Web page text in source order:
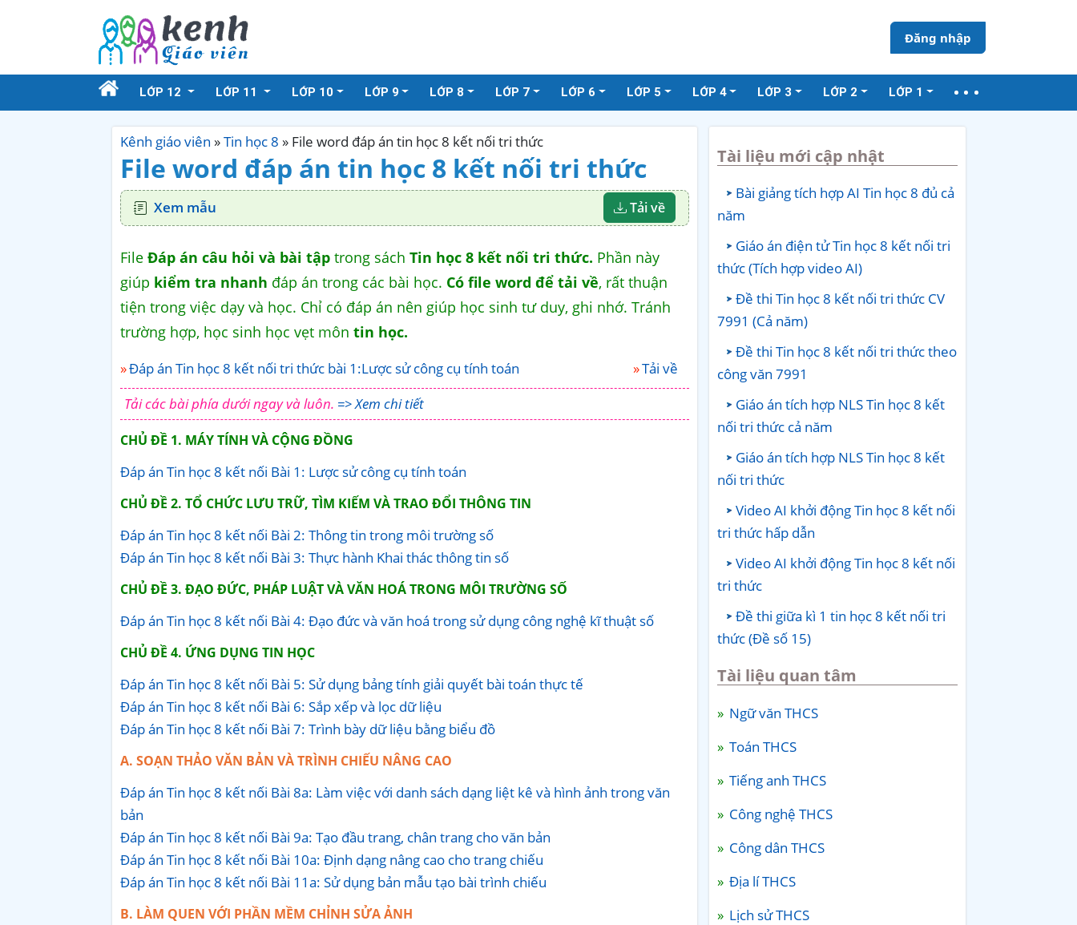
Đăng nhập
LỚP 12 LỚP 11 LỚP 10 LỚP 9 LỚP 8 LỚP 7 LỚP 6 LỚP 5 LỚP 4 LỚP 3 LỚP 2 LỚP 1
Kênh giáo viên »Tin học 8 » File word đáp án tin học 8 kết nối tri thức
File word đáp án tin học 8 kết nối tri thức
Xem mẫu Tải về
File Đáp án câu hỏi và bài tậptrong sách Tin học 8 kết nối tri thức. Phần này
giúp kiểm tra nhanh đáp án trong các bài học. Có file word để tải về, rất thuận
tiện trong việc dạy và học. Chỉ có đáp án nên giúp học sinh tư duy, ghi nhớ. Tránh
trường hợp, học sinh học vẹt môn tin học.
Đáp án Tin học 8 kết nối tri thức bài 1:Lược sử công cụ tính toán
Tải về
Tải các bài phía dưới ngay và luôn. => Xem chi tiết
CHỦ ĐỀ 1. MÁY TÍNH VÀ CỘNG ĐỒNG
Đáp án Tin học 8 kết nối Bài 1: Lược sử công cụ tính toán
CHỦ ĐỀ 2. TỔ CHỨC LƯU TRỮ, TÌM KIẾM VÀ TRAO ĐỔI THÔNG TIN
Đáp án Tin học 8 kết nối Bài 2: Thông tin trong môi trường số
Đáp án Tin học 8 kết nối Bài 3: Thực hành Khai thác thông tin số
CHỦ ĐỀ 3. ĐẠO ĐỨC, PHÁP LUẬT VÀ VĂN HOÁ TRONG MÔI TRƯỜNG SỐ
Đáp án Tin học 8 kết nối Bài 4: Đạo đức và văn hoá trong sử dụng công nghệ kĩ thuật số
CHỦ ĐỀ 4. ỨNG DỤNG TIN HỌC
Đáp án Tin học 8 kết nối Bài 5: Sử dụng bảng tính giải quyết bài toán thực tế
Đáp án Tin học 8 kết nối Bài 6: Sắp xếp và lọc dữ liệu
Đáp án Tin học 8 kết nối Bài 7: Trình bày dữ liệu bằng biểu đồ
A. SOẠN THẢO VĂN BẢN VÀ TRÌNH CHIẾU NÂNG CAO
Đáp án Tin học 8 kết nối Bài 8a: Làm việc với danh sách dạng liệt kê và hình ảnh trong văn
bản
Đáp án Tin học 8 kết nối Bài 9a: Tạo đầu trang, chân trang cho văn bản
Đáp án Tin học 8 kết nối Bài 10a: Định dạng nâng cao cho trang chiếu
Đáp án Tin học 8 kết nối Bài 11a: Sử dụng bản mẫu tạo bài trình chiếu
B. LÀM QUEN VỚI PHẦN MỀM CHỈNH SỬA ẢNH
Tài liệu mới cập nhật
Bài giảng tích hợp AI Tin học 8 đủ cả
năm
Giáo án điện tử Tin học 8 kết nối tri
thức (Tích hợp video AI)
Đề thi Tin học 8 kết nối tri thức CV
7991 (Cả năm)
Đề thi Tin học 8 kết nối tri thức theo
công văn 7991
Giáo án tích hợp NLS Tin học 8 kết
nối tri thức cả năm
Giáo án tích hợp NLS Tin học 8 kết
nối tri thức
Video AI khởi động Tin học 8 kết nối
tri thức hấp dẫn
Video AI khởi động Tin học 8 kết nối
tri thức
Đề thi giữa kì 1 tin học 8 kết nối tri
thức (Đề số 15)
Tài liệu quan tâm
Ngữ văn THCS
Toán THCS
Tiếng anh THCS
Công nghệ THCS
Công dân THCS
Địa lí THCS
Lịch sử THCS